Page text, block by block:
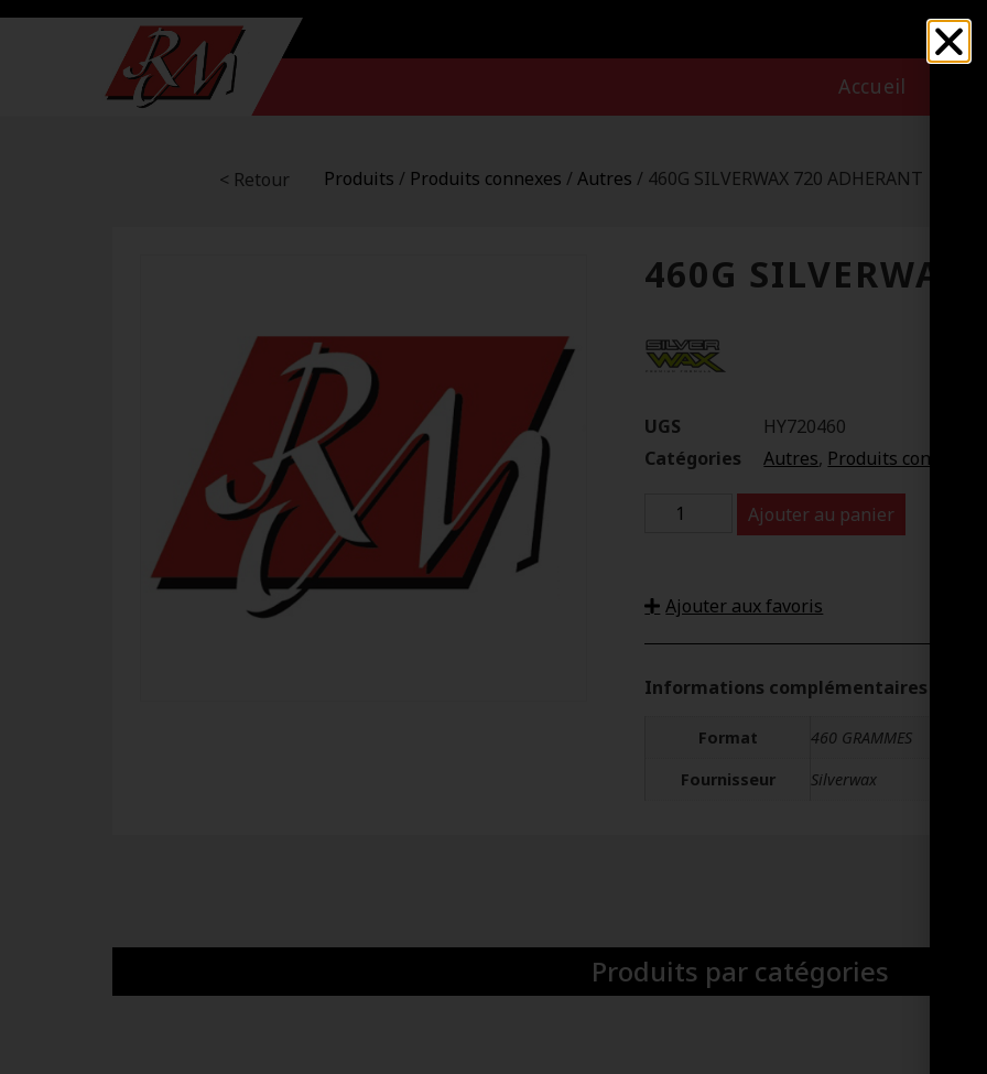
Accueil
< Retour Produits / Produits connexes / Autres / 460G SILVERWAX 720 ADHERANT
460G SILVERWAX
UGS
HY720460
Catégories
Autres, Produits connexes
Ajouter au panier
Ajouter aux favoris
Informations complémentaires
Format
460 GRAMMES
Fournisseur
Silverwax
Produits par catégories